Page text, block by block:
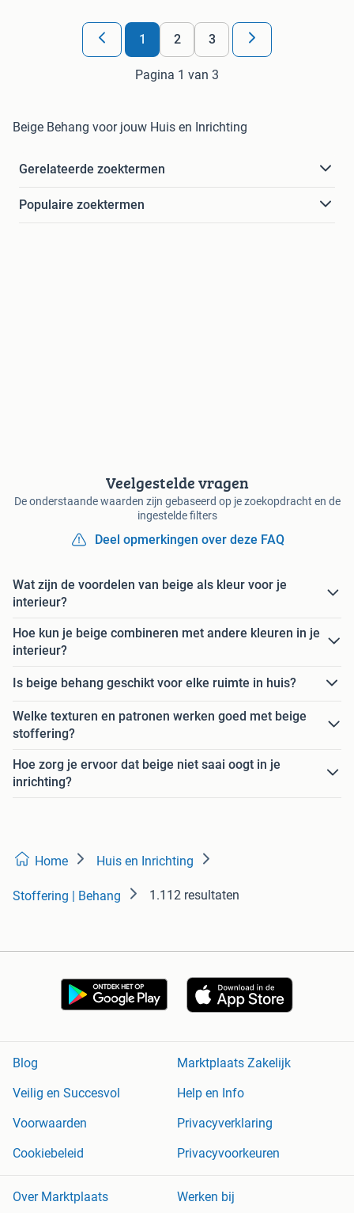
1 2 3
Pagina 1 van 3
Beige Behang voor jouw Huis en Inrichting
Gerelateerde zoektermen
Populaire zoektermen
Veelgestelde vragen
De onderstaande waarden zijn gebaseerd op je zoekopdracht en de
ingestelde filters
Deel opmerkingen over deze FAQ
Wat zijn de voordelen van beige als kleur voor je
interieur?
Hoe kun je beige combineren met andere kleuren in je
interieur?
Is beige behang geschikt voor elke ruimte in huis?
Welke texturen en patronen werken goed met beige
stoffering?
Hoe zorg je ervoor dat beige niet saai oogt in je
inrichting?
Home Huis en Inrichting
Stoffering | Behang 1.112 resultaten
Blog
Marktplaats Zakelijk
Veilig en Succesvol
Help en Info
Voorwaarden
Privacyverklaring
Cookiebeleid
Privacyvoorkeuren
Over Marktplaats Werken bij